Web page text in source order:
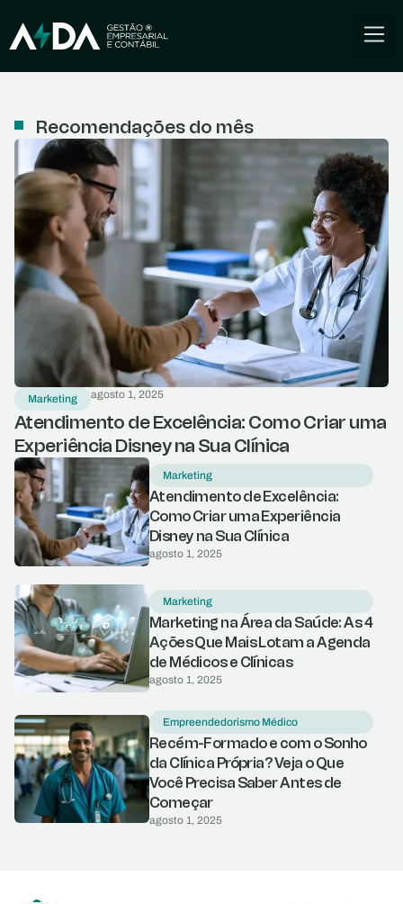
Recomendações do mês
Marketing agosto 1, 2025
Atendimento de Excelência: Como Criar uma
Experiência Disney na Sua Clínica
Marketing
Atendimento de Excelência:
Como Criar uma Experiência
Disney na Sua Clínica
agosto 1, 2025
Marketing
Marketing na Área da Saúde: As 4
Ações Que Mais Lotam a Agenda
de Médicos e Clínicas
agosto 1, 2025
Empreendedorismo Médico
Recém-Formado e com o Sonho
da Clínica Própria? Veja o Que
Você Precisa Saber Antes de
Começar
agosto 1, 2025